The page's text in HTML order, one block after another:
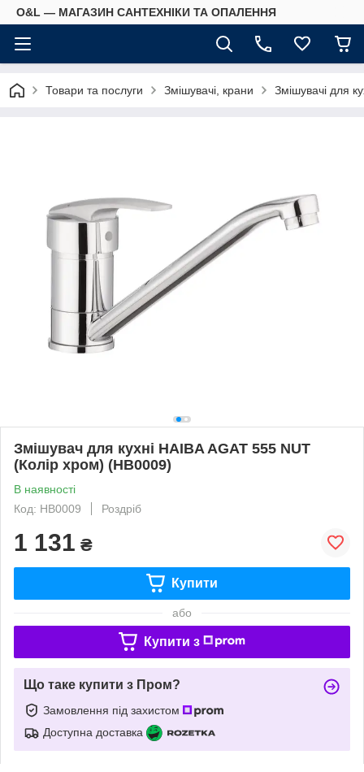
O&L — МАГАЗИН САНТЕХНІКИ ТА ОПАЛЕННЯ
Товари та послуги Змішувачі, крани Змішувачі для
Змішувач для кухні HAIBA AGAT 555 NUT
(Колір хром) (HB0009)
В наявності
Код: HB0009
Роздріб
1 131 ₴
Купити
або
Купити з
Що таке купити з Пром?
Замовлення під захистом
Доступна доставка